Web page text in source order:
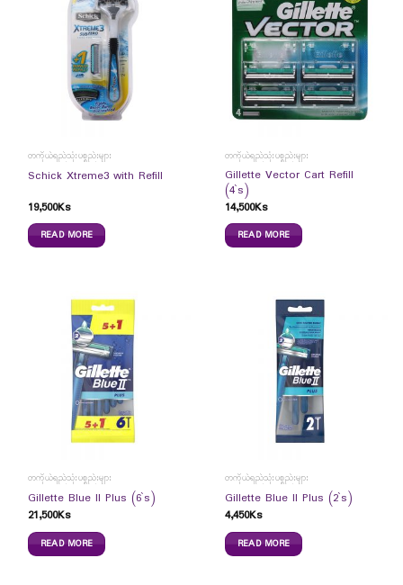
တကိုယ်ရည်သုံးပစ္စည်းများ
Schick Xtreme3 with Refill
19,500Ks
READ MORE
တကိုယ်ရည်သုံးပစ္စည်းများ
Gillette Vector Cart Refill
(4`s)
14,500Ks
READ MORE
တကိုယ်ရည်သုံးပစ္စည်းများ
Gillette Blue II Plus (6`s)
21,500Ks
READ MORE
တကိုယ်ရည်သုံးပစ္စည်းများ
Gillette Blue II Plus (2`s)
4,450Ks
READ MORE